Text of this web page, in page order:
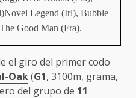
Legend (Irl), Bubble
Good Man (Fra).
el giro del primer codo
Oak(G1, 3100m, grama,
del grupo de 11